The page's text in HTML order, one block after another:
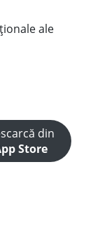
ale
din
Store